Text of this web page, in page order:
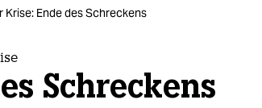
Krise: Ende des Schreckens
Schreckens